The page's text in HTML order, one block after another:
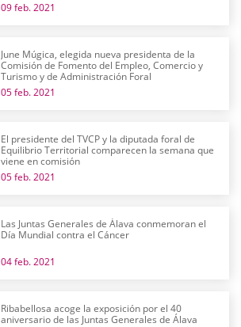
09 feb. 2021
June Múgica, elegida nueva presidenta de la
Comisión de Fomento del Empleo, Comercio y
Turismo y de Administración Foral
05 feb. 2021
El presidente del TVCP y la diputada foral de
Equilibrio Territorial comparecen la semana que
viene en comisión
05 feb. 2021
Las Juntas Generales de Álava conmemoran el
Día Mundial contra el Cáncer
04 feb. 2021
Ribabellosa acoge la exposición por el 40
aniversario de las Juntas Generales de Álava